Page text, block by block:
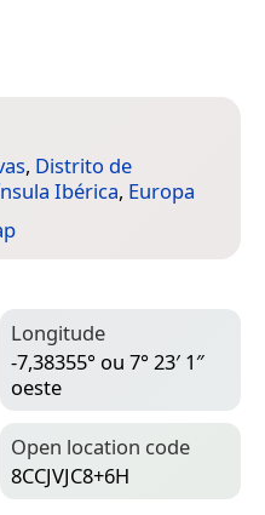
, Distrito de
Ibérica, Europa
Longitude
-7,38355° ou 7° 23′ 1″
oeste
Open location code
8CCJVJC8+6H